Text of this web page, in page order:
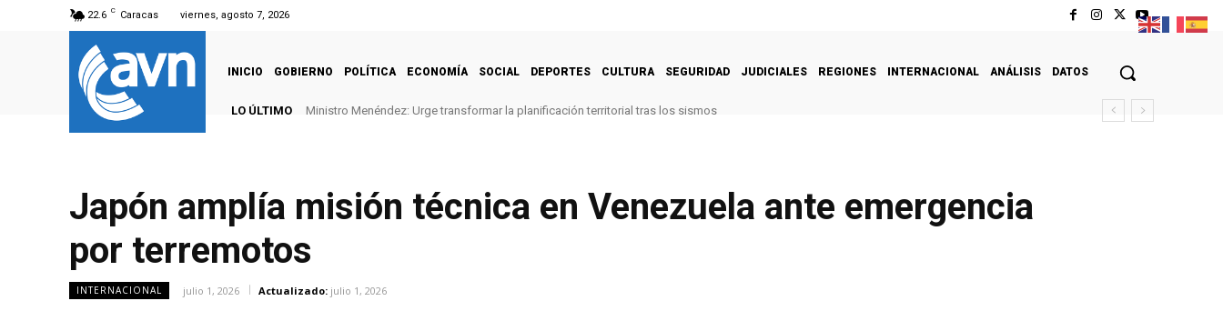
22.6 C Caracas viernes, agosto 7, 2026
INICIO GOBIERNO POLÍTICA ECONOMÍA SOCIAL DEPORTES CULTURA SEGURIDAD JUDICIALES REGIONES INTERNACIONAL ANÁLISIS DATOS
LO ÚLTIMO Ministro Menéndez: Urge transformar la planificación territorial tras los sismos
Japón amplía misión técnica en Venezuela ante emergencia
por terremotos
INTERNACIONAL julio 1, 2026 Actualizado: julio 1, 2026